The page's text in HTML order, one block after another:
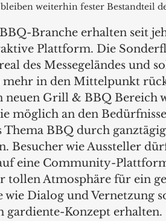
weiterhin fester Bestandteil
Branche erhalten seit
Plattform. Die
des Messegeländes und
in den Mittelpunkt
neuen Grill & BBQ Bereich
möglich an den
Thema BBQ durch
Besucher wie Aussteller
eine Community-
tollen Atmosphäre für ein
Dialog und Vernetzung
gardiente-Konzept erhalten.